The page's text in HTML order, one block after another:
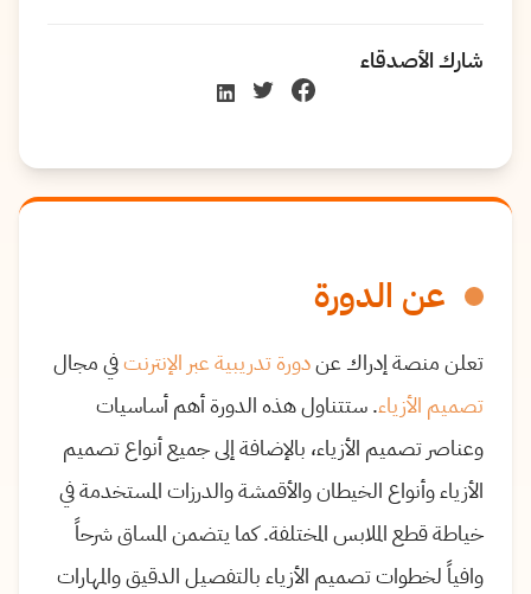
عن الدورة
تعلن منصة إدراك عندورة تدريبية عبر الإنترنتفي مجال
تصميم الأزياء. ستتناول هذه الدورة أهم أساسيات
وعناصر تصميم الأزياء، بالإضافة إلى جميع أنواع تصميم
الأزياء وأنواع الخيطان والأقمشة والدرزات المستخدمة في
خياطة قطع الملابس المختلفة. كما يتضمن المساق شرحاً
وافياً لخطوات تصميم الأزياء بالتفصيل الدقيق والمهارات
شارك الأصدقاء